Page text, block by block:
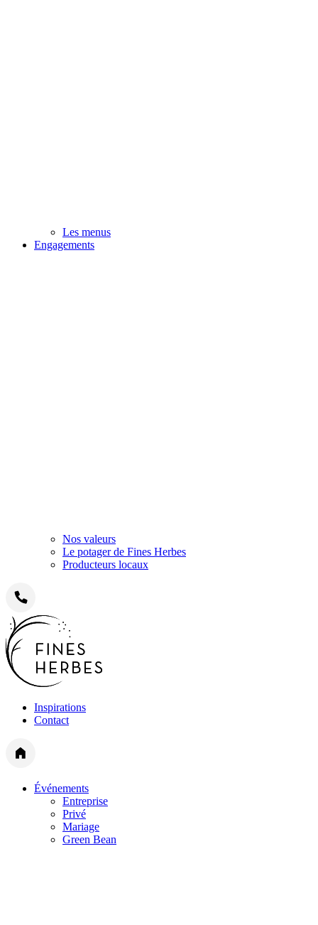
Les menus
Engagements
Nos valeurs
Le potager de Fines Herbes
Producteurs locaux
Inspirations
Contact
Événements
Entreprise
Privé
Mariage
Green Bean